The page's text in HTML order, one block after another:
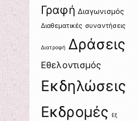
Γραφή Διαγωνισμός
Διαθεματικές συναντήσεις
Διατροφή Δράσεις
Εθελοντισμός
Εκδηλώσεις
Εκδρομές
Εξ